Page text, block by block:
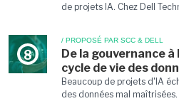
de projets IA. Chez Dell
8
/ PROPOSÉ PAR SCC & DELL
De la gouvernance
cycle de vie des
Beaucoup de projets d'IA
des données mal